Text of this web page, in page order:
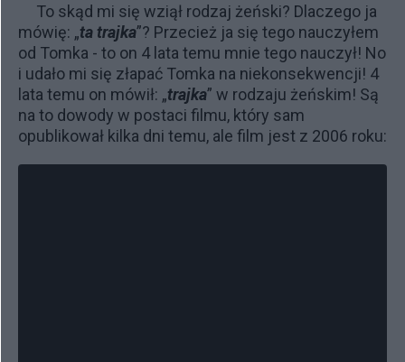
To skąd mi się wziął rodzaj żeński? Dlaczego ja
mówię: „ta trajka”? Przecież ja się tego nauczyłem
od Tomka - to on 4 lata temu mnie tego nauczył! No
i udało mi się złapać Tomka na niekonsekwencji! 4
lata temu on mówił: „trajka” w rodzaju żeńskim! Są
na to dowody w postaci filmu, który sam
opublikował kilka dni temu, ale film jest z 2006 roku: